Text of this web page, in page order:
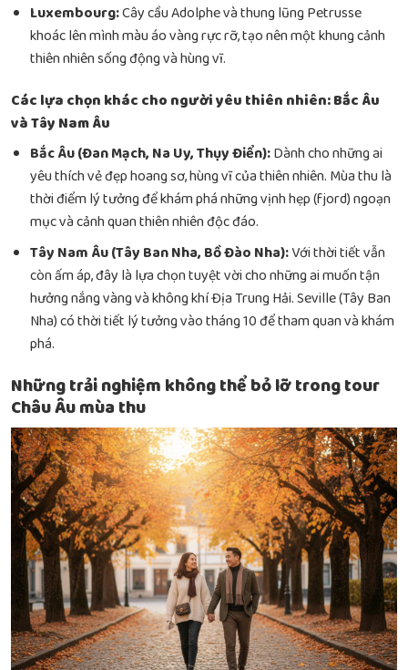
Luxembourg:Cây cầu Adolphe và thung lũng Petrusse
khoác lên mình màu áo vàng rực rỡ, tạo nên một khung cảnh
thiên nhiên sống động và hùng vĩ.
Các lựa chọn khác cho người yêu thiên nhiên: Bắc Âu
và Tây Nam Âu
Bắc Âu (Đan Mạch, Na Uy, Thụy Điển):Dành cho những ai
yêu thích vẻ đẹp hoang sơ, hùng vĩ của thiên nhiên. Mùa thu là
thời điểm lý tưởng để khám phá những vịnh hẹp (fjord) ngoạn
mục và cảnh quan thiên nhiên độc đáo.
Tây Nam Âu (Tây Ban Nha, Bồ Đào Nha):Với thời tiết vẫn
còn ấm áp, đây là lựa chọn tuyệt vời cho những ai muốn tận
hưởng nắng vàng và không khí Địa Trung Hải. Seville (Tây Ban
Nha) có thời tiết lý tưởng vào tháng 10 để tham quan và khám
phá.
Những trải nghiệm không thể bỏ lỡ trong tour
Châu Âu mùa thu